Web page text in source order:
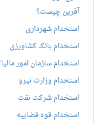
آفرین چیست؟
استخدام شهرداری
استخدام بانک کشاورزی
استخدام سازمان امور
استخدام وزارت نیرو
استخدام شرکت نفت
استخدام قوه قضاییه